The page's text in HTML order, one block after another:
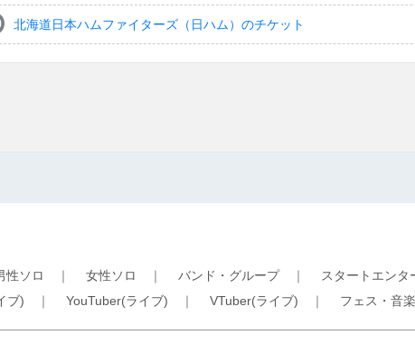
北海道日本ハムファイターズ（日ハム）のチケット
性ソロ ｜ 女性ソロ ｜ バンド・グループ｜ スタートエンタ
ブ) ｜ YouTuber(ライブ) ｜ VTuber(ライブ) ｜ フェス・音